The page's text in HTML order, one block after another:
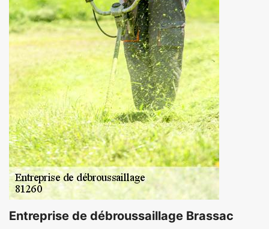
Entreprise de débroussaillage Brassac